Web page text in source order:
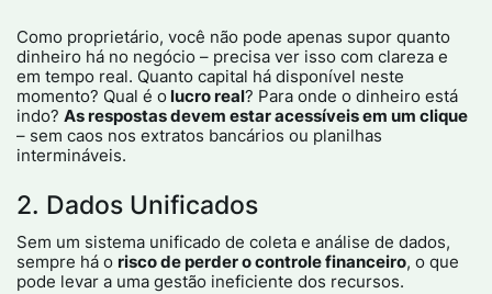
Como proprietário, você não pode apenas supor quanto
dinheiro há no negócio – precisa ver isso com clareza e
em tempo real. Quanto capital há disponível neste
momento? Qual é o lucro real? Para onde o dinheiro está
indo?As respostas devem estar acessíveis em um clique
– sem caos nos extratos bancários ou planilhas
intermináveis.
2. Dados Unificados
Sem um sistema unificado de coleta e análise de dados,
sempre há o risco de perder o controle financeiro, o que
pode levar a uma gestão ineficiente dos recursos.